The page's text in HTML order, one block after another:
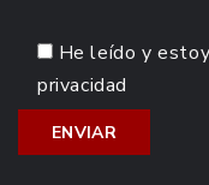
He leído y
privacidad